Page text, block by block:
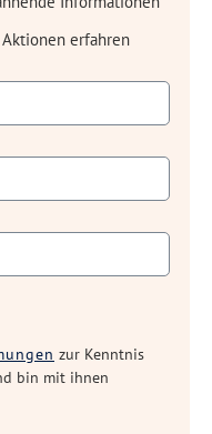
erfahren
zur Kenntnis
bin mit ihnen